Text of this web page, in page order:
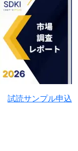
試読サンプル申込